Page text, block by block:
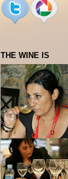
THE WINE IS